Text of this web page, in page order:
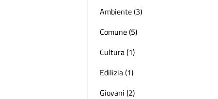
Ambiente (3)
Comune (5)
Cultura (1)
Edilizia (1)
Giovani (2)